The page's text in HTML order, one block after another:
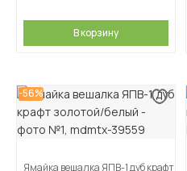
В корзину
-56%
Ямайка вешалка ЯПВ-1 дуб крафт